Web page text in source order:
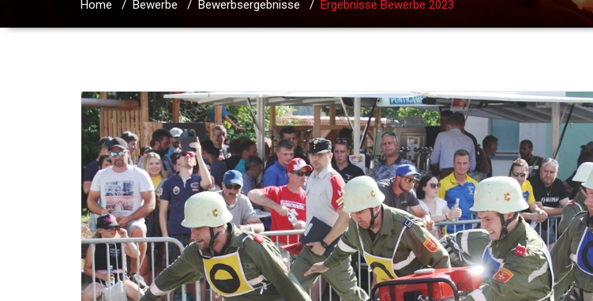
Home / Bewerbe / Bewerbsergebnisse / Ergebnisse Bewerbe 2023